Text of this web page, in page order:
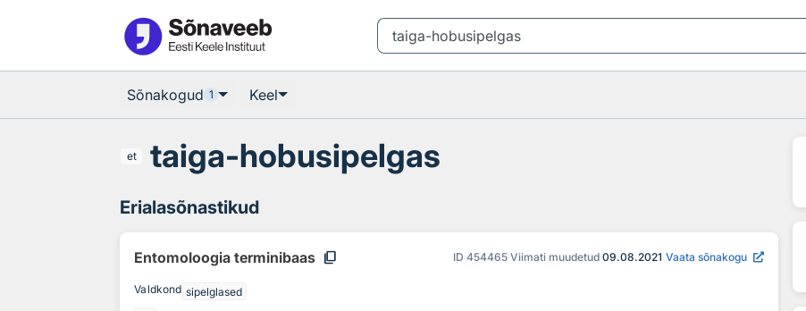
Sõnakogud 1 Keel
et taiga-hobusipelgas
Erialasõnastikud
Entomoloogia terminibaas content_copy ID 454465 Viimati muudetud 09.08.2021 Vaata sõnakogu
Valdkond sipelglased